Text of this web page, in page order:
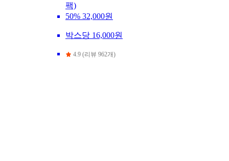
팩)
50% 32,000원
박스당 16,000원
4.9 (리뷰 962개)